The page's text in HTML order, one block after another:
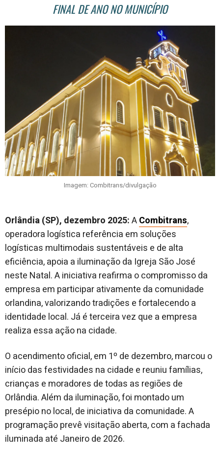
FINAL DE ANO NO MUNICÍPIO
Imagem: Combitrans/divulgação
Orlândia (SP), dezembro 2025:ACombitrans,
operadora logística referência em soluções
logísticas multimodais sustentáveis e de alta
eficiência, apoia a iluminação da Igreja São José
neste Natal. A iniciativa reafirma o compromisso da
empresa em participar ativamente da comunidade
orlandina, valorizando tradições e fortalecendo a
identidade local. Já é terceira vez que a empresa
realiza essa ação na cidade.
O acendimento oficial, em 1º de dezembro, marcou o
início das festividades na cidade e reuniu famílias,
crianças e moradores de todas as regiões de
Orlândia. Além da iluminação, foi montado um
presépio no local, de iniciativa da comunidade. A
programação prevê visitação aberta, com a fachada
iluminada até Janeiro de 2026.